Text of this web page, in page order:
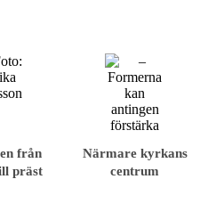
från
präst
Närmare kyrkans
centrum